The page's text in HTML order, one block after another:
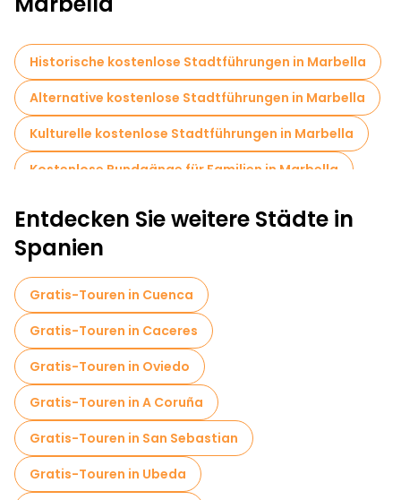
Historische kostenlose Stadtführungen in Marbella
Alternative kostenlose Stadtführungen in Marbella
Kulturelle kostenlose Stadtführungen in Marbella
Kostenlose Rundgänge für Familien in Marbella
Kneipentour in Marbella
Selbstgeführte Touren in Marbella
Fototouren in Marbella
Lokale Verkostungstouren in Marbella
Kostenlose Tagesausflüge in Marbella
Kostenlose Nachtwanderungen in Marbella
Food-Touren in Marbella
Entdecken Sie weitere Städte in
Spanien
Gratis-Touren in Cuenca
Gratis-Touren in Caceres
Gratis-Touren in Oviedo
Gratis-Touren in A Coruña
Gratis-Touren in San Sebastian
Gratis-Touren in Ubeda